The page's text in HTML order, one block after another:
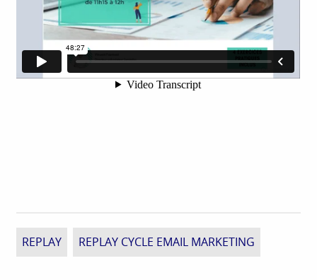
REPLAY REPLAY CYCLE EMAIL MARKETING